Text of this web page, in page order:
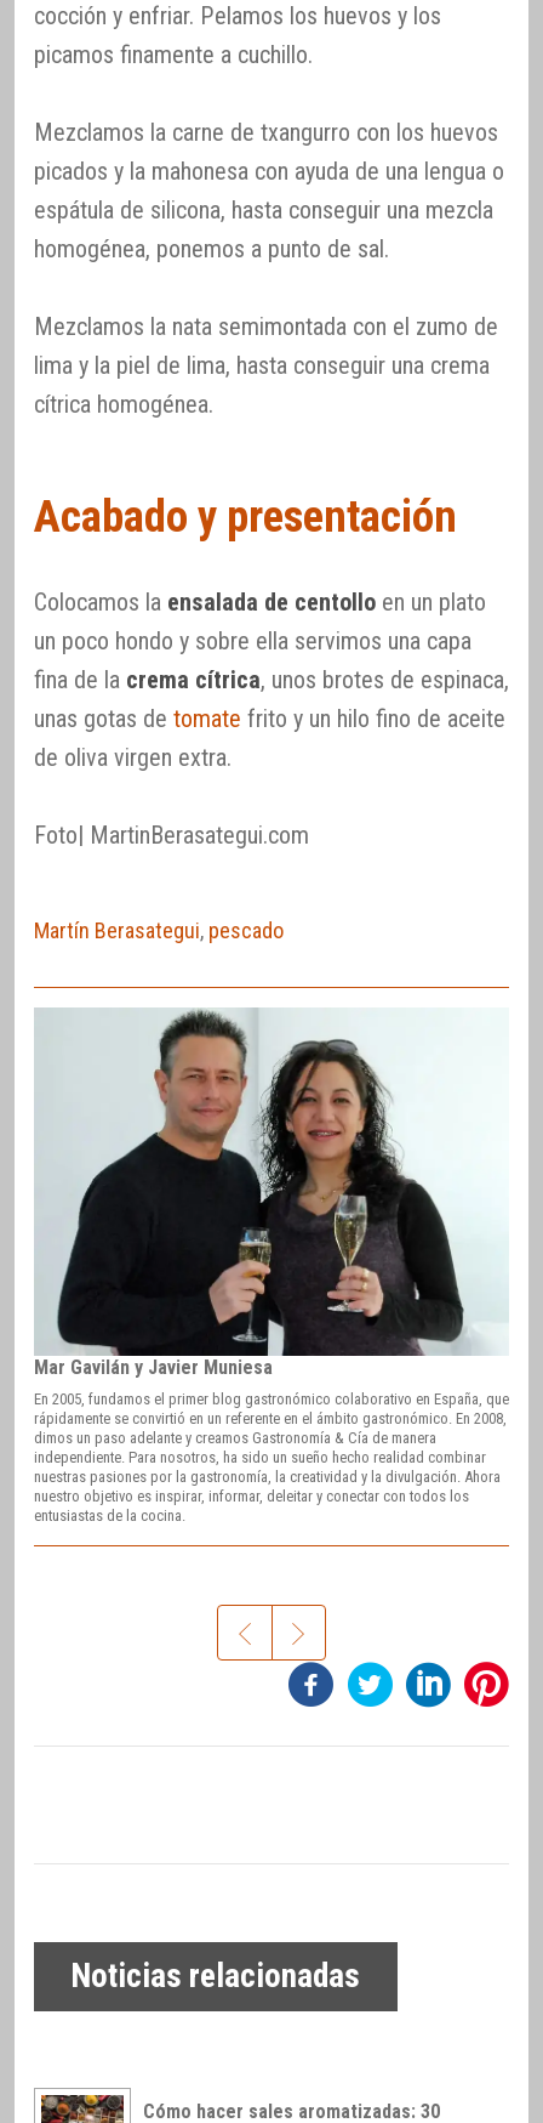
cocción y enfriar. Pelamos los huevos y los
picamos finamente a cuchillo.
Mezclamos la carne de txangurro con los huevos
picados y la mahonesa con ayuda de una lengua o
espátula de silicona, hasta conseguir una mezcla
homogénea, ponemos a punto de sal.
Mezclamos la nata semimontada con el zumo de
lima y la piel de lima, hasta conseguir una crema
cítrica homogénea.
Acabado y presentación
Colocamos la ensalada de centollo en un plato
un poco hondo y sobre ella servimos una capa
fina de la crema cítrica, unos brotes de espinaca,
unas gotas de tomate frito y un hilo fino de aceite
de oliva virgen extra.
Foto| MartinBerasategui.com
Martín Berasategui, pescado
Mar Gavilán y Javier Muniesa
En 2005, fundamos el primer blog gastronómico colaborativo en España, que
rápidamente se convirtió en un referente en el ámbito gastronómico. En 2008,
dimos un paso adelante y creamos Gastronomía & Cía de manera
independiente. Para nosotros, ha sido un sueño hecho realidad combinar
nuestras pasiones por la gastronomía, la creatividad y la divulgación. Ahora
nuestro objetivo es inspirar, informar, deleitar y conectar con todos los
entusiastas de la cocina.
Noticias relacionadas
Cómo hacer sales aromatizadas: 30